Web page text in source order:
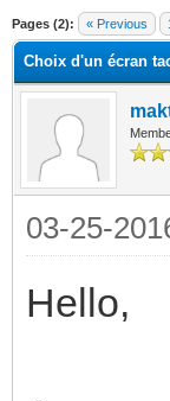
Pages (2): « Previous
Choix d'un écran
03-25-
Hello,